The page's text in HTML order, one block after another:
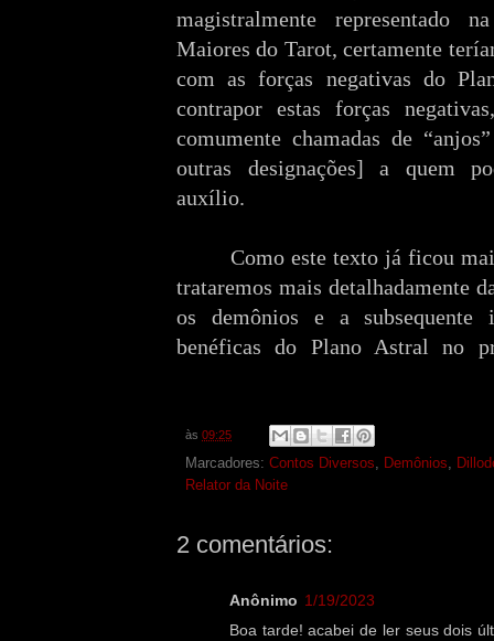
magistralmente representado
Maiores do Tarot, certamente
com as forças negativas do
contrapor estas forças
comumente chamadas de
outras designações] a quem
auxílio.
Como este texto já ficou
trataremos mais detalhadamente
os demônios e a subsequente
benéficas do Plano Astral no
às 09:25
Marcadores: Contos Diversos, Demônios,
Relator da Noite
2 comentários:
Anônimo 1/19/2023
Boa tarde! acabei de ler seus dois